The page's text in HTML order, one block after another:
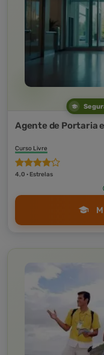
Agente de Portaria
Curso Livre
4,0 · Estrelas